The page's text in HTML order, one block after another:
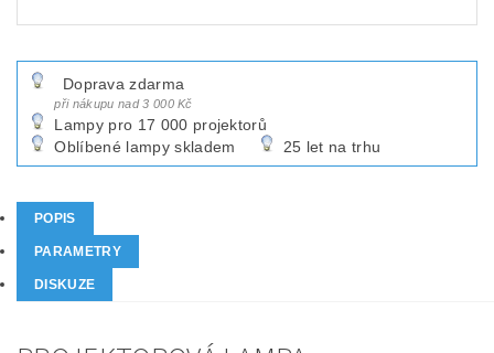
Doprava zdarma
při nákupu nad 3 000 Kč
Lampy pro 17 000 projektorů
Oblíbené lampy skladem
25 let na trhu
POPIS
PARAMETRY
DISKUZE